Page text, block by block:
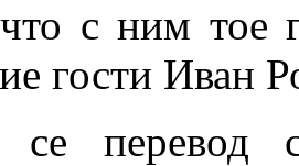
что с ним тое
гости Иван
с